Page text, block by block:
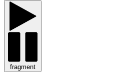
fragment